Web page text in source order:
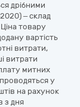
дрібними
– склад
товару
вартість
витрати,
витрати
митних
у
на рахунок
з дня